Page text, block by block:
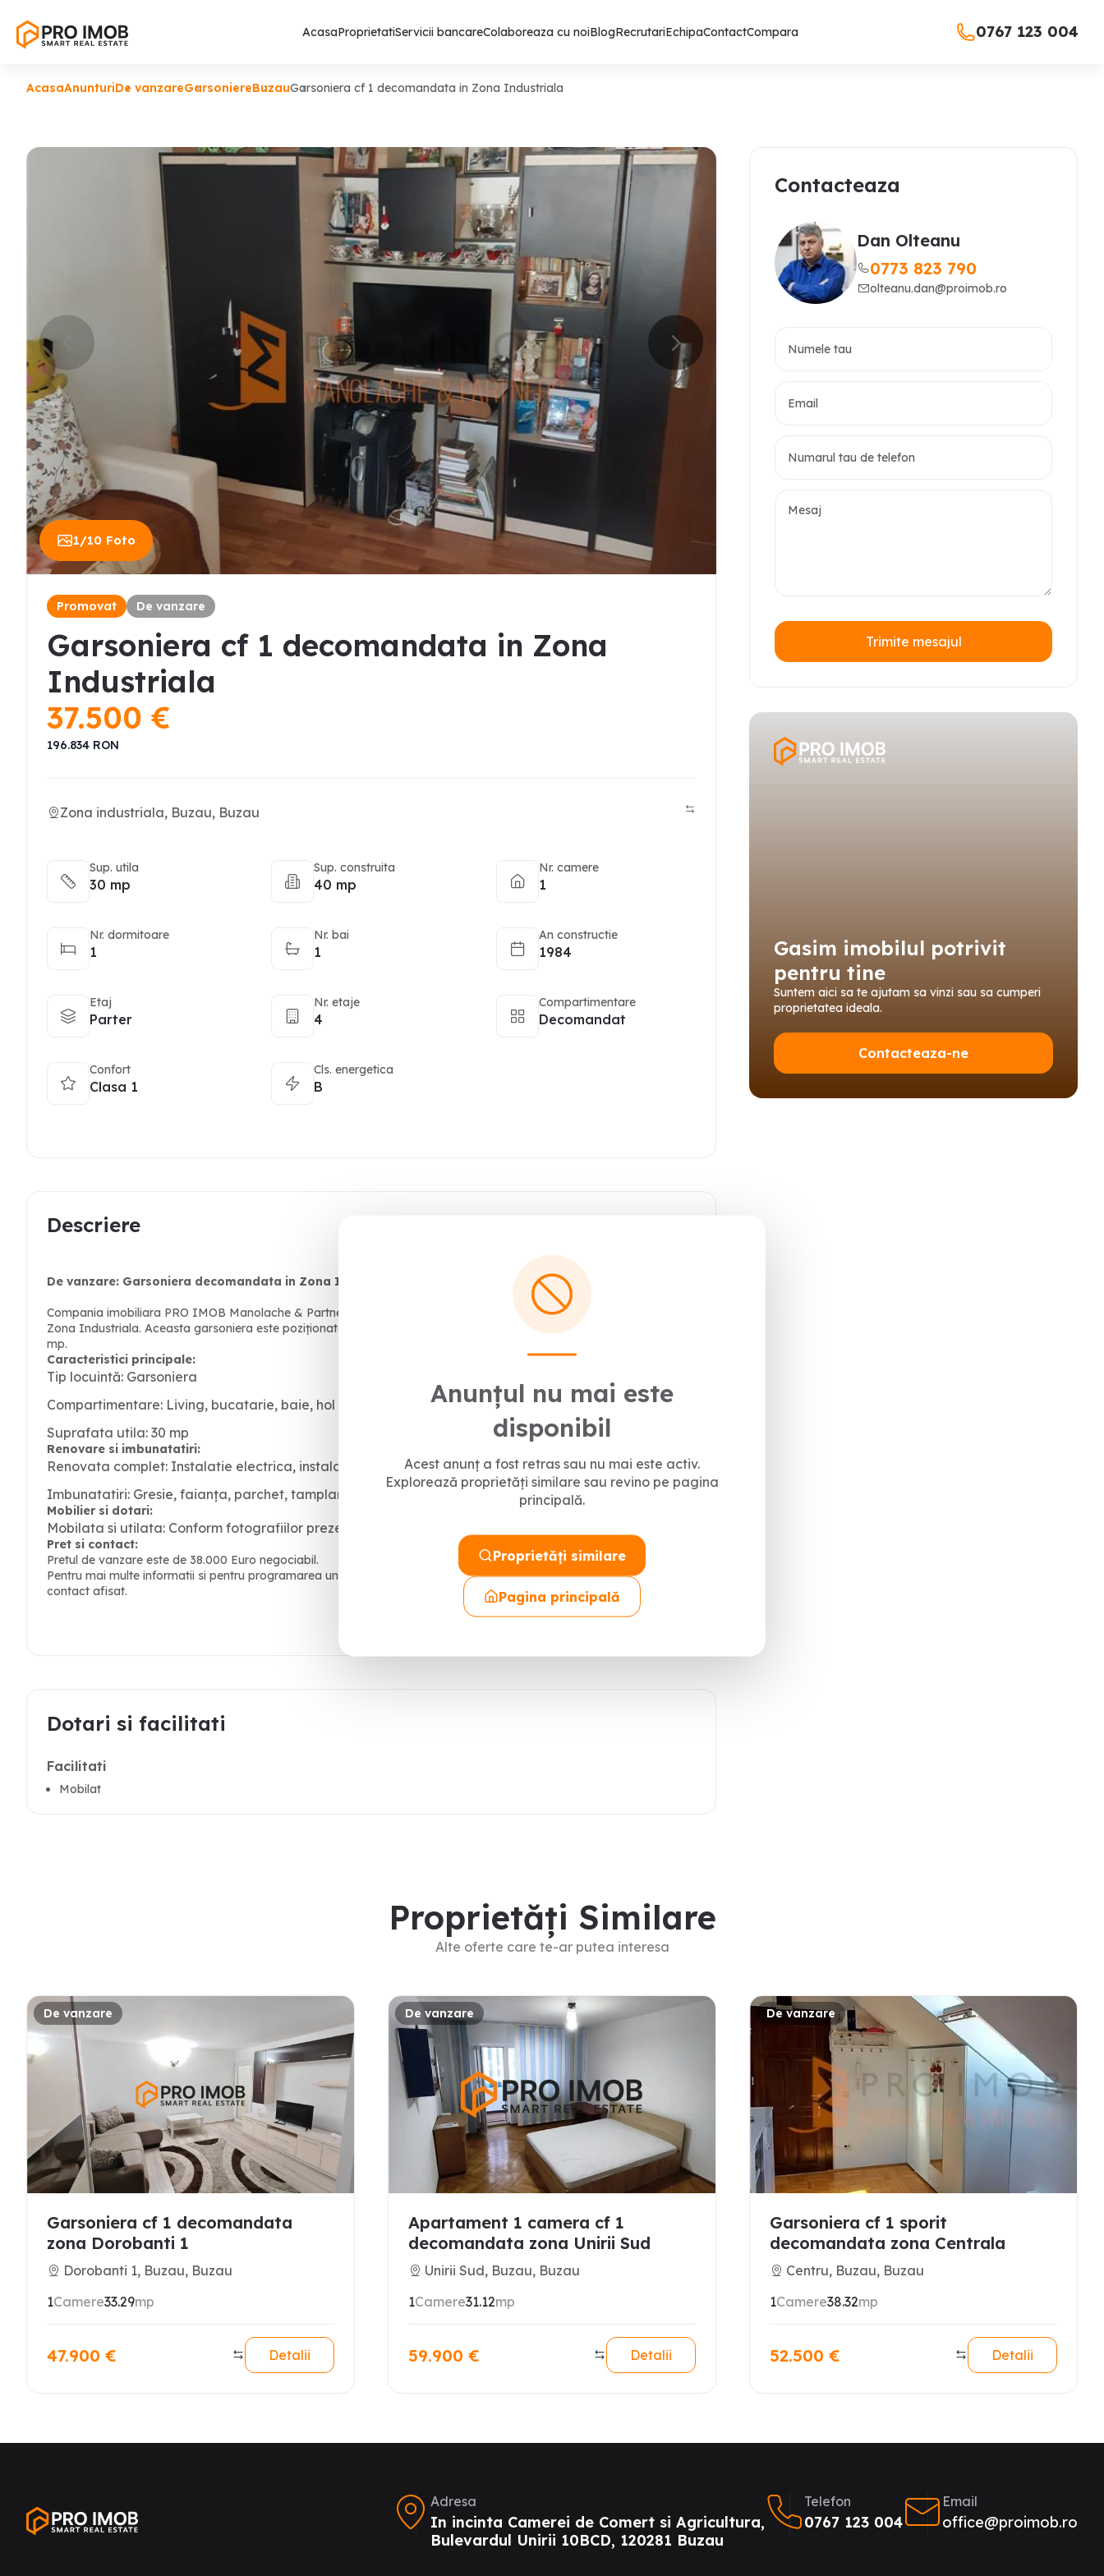
AcasaProprietatiServicii bancareColaboreaza cu noiBlogRecrutariEchipaContactCompara 0767 123 004
AcasaAnunturiDe vanzareGarsoniereBuzauGarsoniera cf 1 decomandata in Zona Industriala
1/10 Foto
Promovat De vanzare
Garsoniera cf 1 decomandata in Zona
Industriala
37.500 €
196.834 RON
Zona industriala, Buzau, Buzau
Sup. utila
30 mp
Sup. construita
40 mp
Nr. camere
1
Nr. dormitoare
1
Nr. bai
1
An constructie
1984
Etaj
Parter
Nr. etaje
4
Compartimentare
Decomandat
Confort
Clasa 1
Cls. energetica
B
Descriere
De vanzare: Garsoniera decomandata in Zona Industriala
Compania imobiliara PRO IMOB Manolache & Partners va prezinta o garsoniera moderna si confortabila, situata in
Zona Industriala. Aceasta garsoniera este poziționata la etajul parter din 4 al cladirii si oferă o suprafată utila de 30
mp.
Caracteristici principale:
Tip locuintă: Garsoniera
Compartimentare: Living, bucatarie, baie, hol
Suprafata utila: 30 mp
Renovare si imbunatatiri:
Renovata complet: Instalatie electrica, instalatie sanitara, instalatie termica (izolatie exterioara)
Imbunatatiri: Gresie, faianța, parchet, tamplarie PVC, centrala termica
Mobilier si dotari:
Mobilata si utilata: Conform fotografiilor prezentate
Pret si contact:
Pretul de vanzare este de 38.000 Euro negociabil.
Pentru mai multe informatii si pentru programarea unei vizionari, va rugam sa ne contactati utilizand formularul de
contact afisat.
Dotari si facilitati
Facilitati
Mobilat
Contacteaza
Dan Olteanu
0773 823 790
olteanu.dan@proimob.ro
Trimite mesajul
Gasim imobilul potrivit
pentru tine
Suntem aici sa te ajutam sa vinzi sau sa cumperi
proprietatea ideala.
Contacteaza-ne
Proprietăți Similare
Alte oferte care te-ar putea interesa
De vanzare
Garsoniera cf 1 decomandata
zona Dorobanti 1
Dorobanti 1, Buzau, Buzau
1Camere33.29mp
47.900 € Detalii
De vanzare
Apartament 1 camera cf 1
decomandata zona Unirii Sud
Unirii Sud, Buzau, Buzau
1Camere31.12mp
59.900 € Detalii
De vanzare
Garsoniera cf 1 sporit
decomandata zona Centrala
Centru, Buzau, Buzau
1Camere38.32mp
52.500 € Detalii
Anunțul nu mai este
disponibil
Acest anunț a fost retras sau nu mai este activ.
Explorează proprietăți similare sau revino pe pagina
principală.
Proprietăți similare
Pagina principală
Adresa
In incinta Camerei de Comert si Agricultura,
Bulevardul Unirii 10BCD, 120281 Buzau
Telefon
0767 123 004
Email
office@proimob.ro